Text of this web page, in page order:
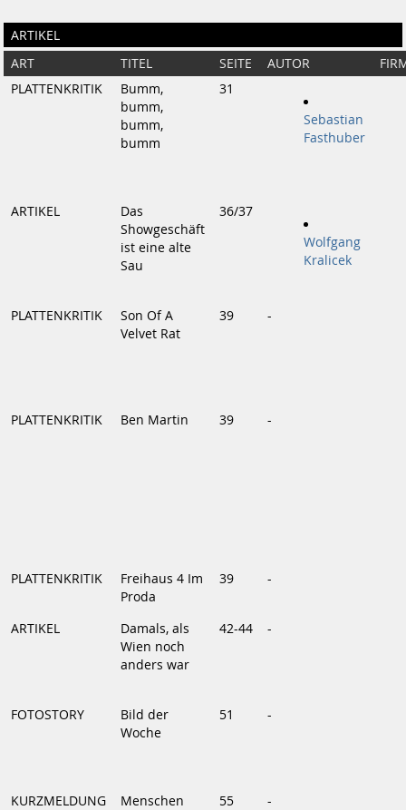
ARTIKEL
ART TITEL SEITE AUTOR
PLATTENKRITIK
Bumm,
bumm,
bumm,
bumm
31
Sebastian
Fasthuber
ARTIKEL
Das
Showgeschäft
ist eine alte
Sau
36/37
Wolfgang
Kralicek
PLATTENKRITIK
Son Of A
Velvet Rat
39 -
PLATTENKRITIK Ben Martin 39 -
PLATTENKRITIK
Freihaus 4 Im
Proda
39 -
ARTIKEL
Damals, als
Wien noch
anders war
42-44 -
FOTOSTORY
Bild der
Woche
51 -
KURZMELDUNG Menschen 55 -